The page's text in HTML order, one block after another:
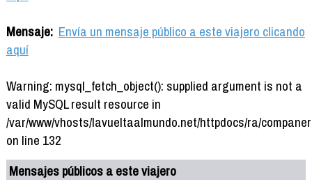
Mensaje: Envía un mensaje público a este viajero clicando
aquí
Warning: mysql_fetch_object(): supplied argument is not a
valid MySQL result resource in
/var/www/vhosts/lavueltaalmundo.net/httpdocs/ra/
on line 132
Mensajes públicos a este viajero